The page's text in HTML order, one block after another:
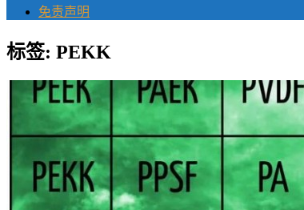
免责声明
标签: PEKK